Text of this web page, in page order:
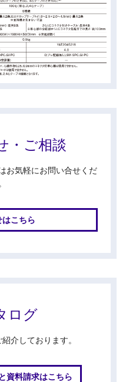
・ご相談
お気軽にお問い合せくだ
はこちら
ログ
介しております。
資料請求はこちら